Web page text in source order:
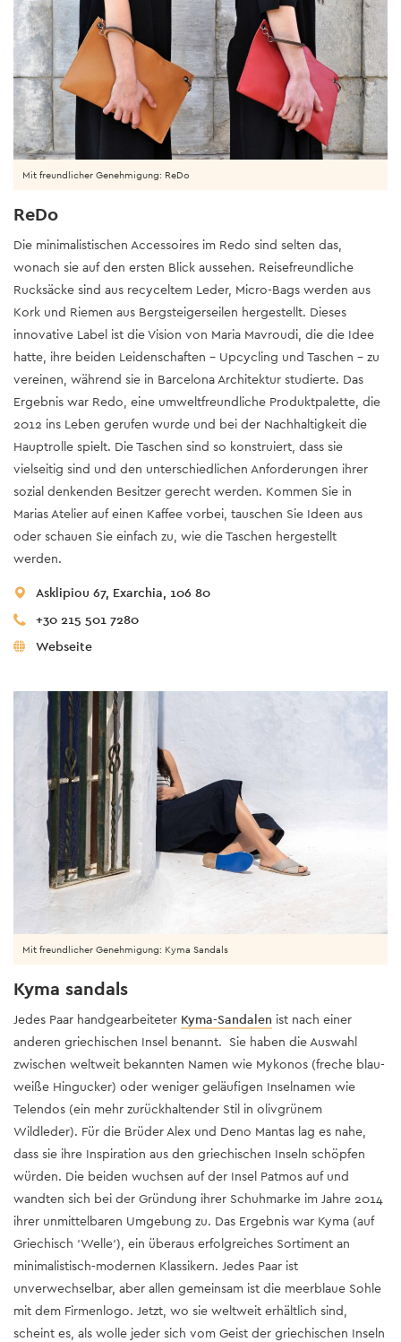
ReDo
Die minimalistischen Accessoires im Redo sind selten das,
wonach sie auf den ersten Blick aussehen. Reisefreundliche
Rucksäcke sind aus recyceltem Leder, Micro-Bags werden aus
Kork und Riemen aus Bergsteigerseilen hergestellt. Dieses
innovative Label ist die Vision von Maria Mavroudi, die die Idee
hatte, ihre beiden Leidenschaften – Upcycling und Taschen – zu
vereinen, während sie in Barcelona Architektur studierte. Das
Ergebnis war Redo, eine umweltfreundliche Produktpalette, die
2012 ins Leben gerufen wurde und bei der Nachhaltigkeit die
Hauptrolle spielt. Die Taschen sind so konstruiert, dass sie
vielseitig sind und den unterschiedlichen Anforderungen ihrer
sozial denkenden Besitzer gerecht werden. Kommen Sie in
Marias Atelier auf einen Kaffee vorbei, tauschen Sie Ideen aus
oder schauen Sie einfach zu, wie die Taschen hergestellt
werden.
Asklipiou 67, Exarchia, 106 80
+30 215 501 7280
Webseite
Mit freundlicher Genehmigung: ReDo
Mit freundlicher Genehmigung: Kyma Sandals
Kyma sandals
Jedes Paar handgearbeiteter Kyma-Sandalen ist nach einer
anderen griechischen Insel benannt. Sie haben die Auswahl
zwischen weltweit bekannten Namen wie Mykonos (freche blau-
weiße Hingucker) oder weniger geläufigen Inselnamen wie
Telendos (ein mehr zurückhaltender Stil in olivgrünem
Wildleder). Für die Brüder Alex und Deno Mantas lag es nahe,
dass sie ihre Inspiration aus den griechischen Inseln schöpfen
würden. Die beiden wuchsen auf der Insel Patmos auf und
wandten sich bei der Gründung ihrer Schuhmarke im Jahre 2014
ihrer unmittelbaren Umgebung zu. Das Ergebnis war Kyma (auf
Griechisch ‘Welle‘), ein überaus erfolgreiches Sortiment an
minimalistisch-modernen Klassikern. Jedes Paar ist
unverwechselbar, aber allen gemeinsam ist die meerblaue Sohle
mit dem Firmenlogo. Jetzt, wo sie weltweit erhältlich sind,
scheint es, als wolle jeder sich vom Geist der griechischen Inseln